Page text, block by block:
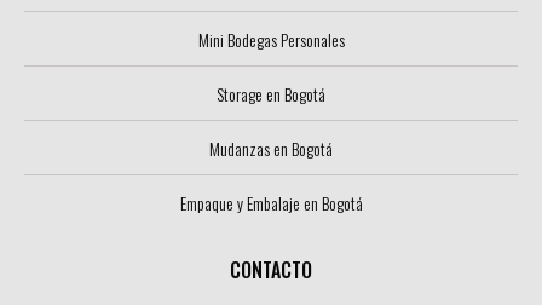
Mini Bodegas Personales
Storage en Bogotá
Mudanzas en Bogotá
Empaque y Embalaje en Bogotá
CONTACTO